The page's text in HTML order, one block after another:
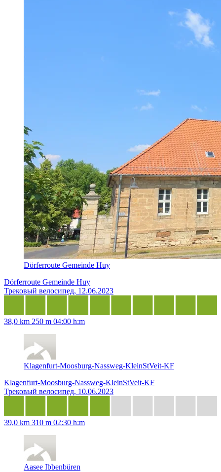
Dörferroute Gemeinde Huy
Dörferroute Gemeinde Huy
Трековый велосипед, 12.06.2023
38,0 km 250 m 04:00 h:m
Klagenfurt-Moosburg-Nassweg-KleinStVeit-KF
Klagenfurt-Moosburg-Nassweg-KleinStVeit-KF
Трековый велосипед, 10.06.2023
39,0 km 310 m 02:30 h:m
Aasee Ibbenbüren